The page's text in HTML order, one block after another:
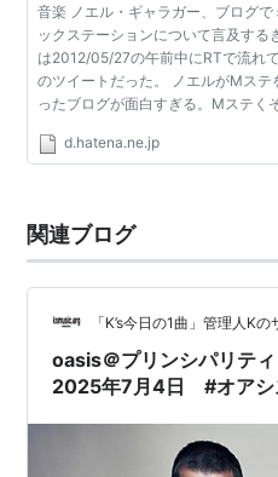
返しに万引きしている」
「ブラーのデーモンとア
かって死ねばいい」（
レックスには長生きして
「奇行で注目を集めてい
「あのTVショウ（Mステ
レイジーだね。」（2012
ステキなオアシスのコピ
ク閉会式で「Wonderwall
とOasisの元メンバー達
て）*3
音楽 ノエル・ギャラガー、ブログで
ックステーションについて言及する
は2012/05/27の午前中にRTで流れ
のツイートだった。 ノエルがMステ
ったブログが面白すぎる。Mステく
group、タモリジェームズボンドの悪
d.hatena.ne.jp
関連ブログ
「K’s今日の1曲」管理人K
oasis＠プリンシパリテ
2025年7月4日 #オア